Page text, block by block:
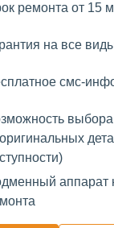
ремонта от 15
на все
смс-
аппарат